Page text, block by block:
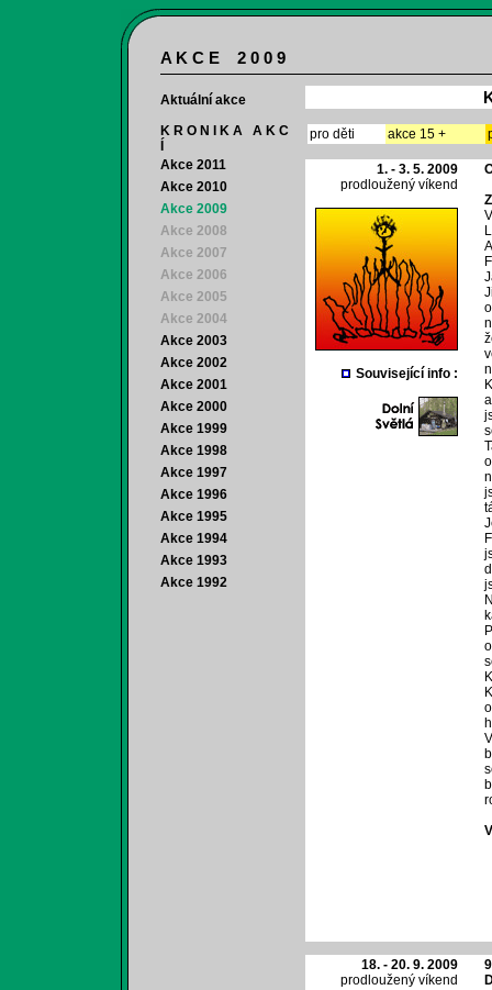
A K C E 2 0 0 9
Aktuální akce
K R O N I K A A K C
Akce 2011
Akce 2010
Akce 2009
Akce 2008
Akce 2007
Akce 2006
Akce 2005
Akce 2004
Akce 2003
Akce 2002
Akce 2001
Akce 2000
Akce 1999
Akce 1998
Akce 1997
Akce 1996
Akce 1995
Akce 1994
Akce 1993
Akce 1992
pro děti akce 15 +
1. - 3. 5. 2009
prodloužený víkend
Související info :
18. - 20. 9. 2009
prodloužený víkend